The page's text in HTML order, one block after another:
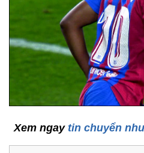
Xem ngay tin chuyển